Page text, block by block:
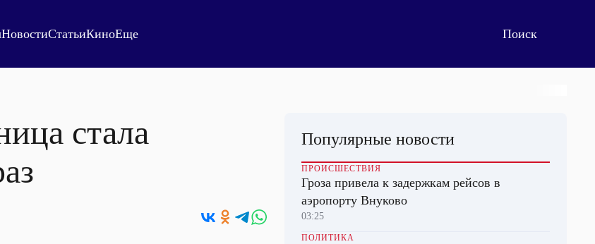
НовостиСтатьиКиноЕще
стала
Популярные новости
ПРОИСШЕСТВИЯ
Гроза привела к задержкам рейсов в
аэропорту Внуково
03:25
ПОЛИТИКА